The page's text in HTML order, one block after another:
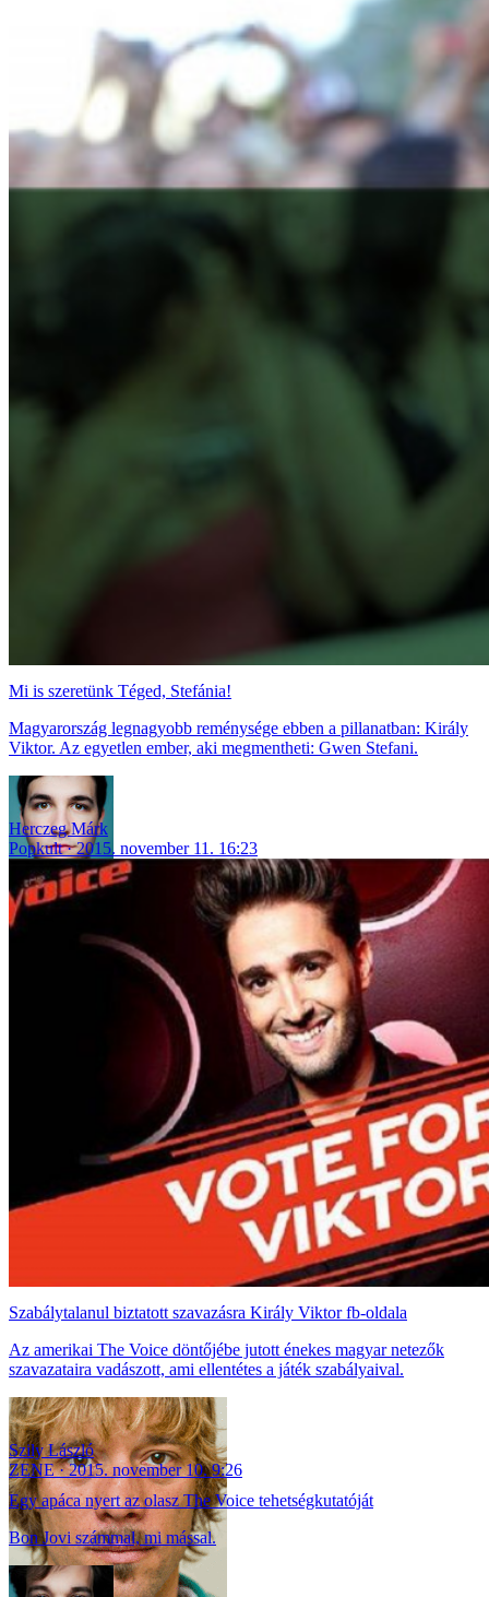
Mi is szeretünk Téged, Stefánia!
Magyarország legnagyobb reménysége ebben a pillanatban: Király
Viktor. Az egyetlen ember, aki megmentheti: Gwen Stefani.
Herczeg Márk
Popkult
2015. november 11. 16:23
Szabálytalanul biztatott szavazásra Király Viktor fb-oldala
Az amerikai The Voice döntőjébe jutott énekes magyar netezők
szavazataira vadászott, ami ellentétes a játék szabályaival.
Szily László
ZENE
2015. november 10. 9:26
Egy apáca nyert az olasz The Voice tehetségkutatóját
Bon Jovi számmal, mi mással.